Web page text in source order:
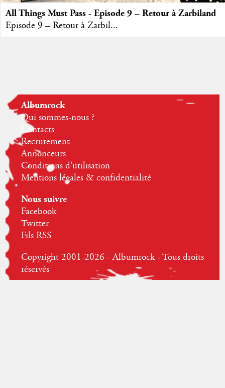
All Things Must Pass - Episode 9 – Retour à Zarbiland
Episode 9 – Retour à Zarbil...
Albumrock
Qui sommes-nous ?
Contacts
Recrutement
Annonceurs
Conditions d'utilisation
Mentions légales & confidentialité
Nous suivre
Facebook
Twitter
Fils RSS
Copyright 2001-2026 - Albumrock - Tous droits
réservés